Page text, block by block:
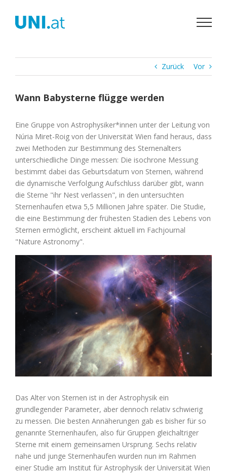
Inhalt
springen
Zurück Vor
Wann Babysterne flügge werden
Eine Gruppe von Astrophysiker*innen unter der Leitung von
Núria Miret-Roig von der Universität Wien fand heraus, dass
zwei Methoden zur Bestimmung des Sternenalters
unterschiedliche Dinge messen: Die isochrone Messung
bestimmt dabei das Geburtsdatum von Sternen, während
die dynamische Verfolgung Aufschluss darüber gibt, wann
die Sterne "ihr Nest verlassen", in den untersuchten
Sternenhaufen etwa 5,5 Millionen Jahre später. Die Studie,
die eine Bestimmung der frühesten Stadien des Lebens von
Sternen ermöglicht, erscheint aktuell im Fachjournal
"Nature Astronomy".
Zeige
grösseres
Bild
Das Alter von Sternen ist in der Astrophysik ein
grundlegender Parameter, aber dennoch relativ schwierig
zu messen. Die besten Annäherungen gab es bisher für so
genannte Sternenhaufen, also für Gruppen gleichaltriger
Sterne mit einem gemeinsamen Ursprung. Sechs relativ
nahe und junge Sternenhaufen wurden nun im Rahmen
einer Studie am Institut für Astrophysik der Universität Wien